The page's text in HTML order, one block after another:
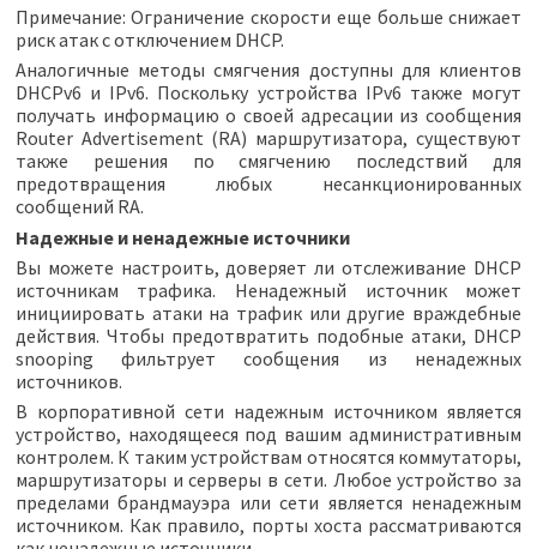
Примечание: Ограничение скорости еще больше снижает
риск атак с отключением DHCP.
Аналогичные методы смягчения доступны для клиентов
DHCPv6 и IPv6. Поскольку устройства IPv6 также могут
получать информацию о своей адресации из сообщения
Router Advertisement (RA) маршрутизатора, существуют
также решения по смягчению последствий для
предотвращения любых несанкционированных
сообщений RA.
Надежные и ненадежные источники
Вы можете настроить, доверяет ли отслеживание DHCP
источникам трафика. Ненадежный источник может
инициировать атаки на трафик или другие враждебные
действия. Чтобы предотвратить подобные атаки, DHCP
snooping фильтрует сообщения из ненадежных
источников.
В корпоративной сети надежным источником является
устройство, находящееся под вашим административным
контролем. К таким устройствам относятся коммутаторы,
маршрутизаторы и серверы в сети. Любое устройство за
пределами брандмауэра или сети является ненадежным
источником. Как правило, порты хоста рассматриваются